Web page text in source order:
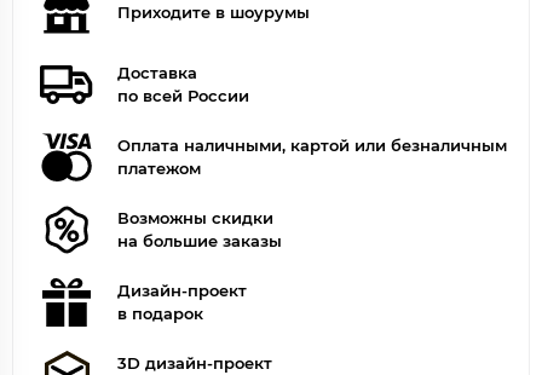
Приходите в шоурумы
Доставка
по всей России
Оплата наличными, картой или безналичным
платежом
Возможны скидки
на большие заказы
Дизайн-проект
в подарок
3D дизайн-проект